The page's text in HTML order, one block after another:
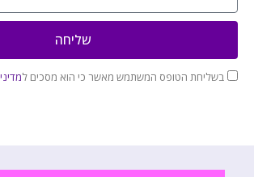
בשליחת הטופס המשתמש מאשר כי הוא מסכים ל
שליחה